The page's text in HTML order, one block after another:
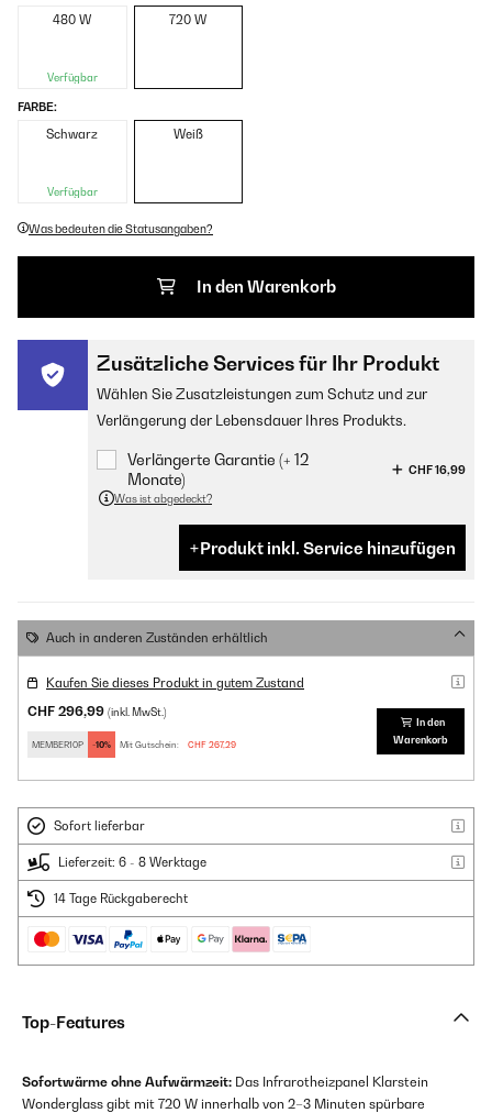
480 W
Verfügbar
720 W
FARBE:
Schwarz
Verfügbar
Weiß
Was bedeuten die Statusangaben?
In den Warenkorb
Zusätzliche Services für Ihr Produkt
Wählen Sie Zusatzleistungen zum Schutz und zur
Verlängerung der Lebensdauer Ihres Produkts.
Verlängerte Garantie (+ 12
Monate)
CHF 16,99
Was ist abgedeckt?
Produkt inkl. Service hinzufügen
Auch in anderen Zuständen erhältlich
Kaufen Sie dieses Produkt in gutem Zustand
CHF 296,99 (inkl. MwSt.)
MEMBER10P -10% Mit Gutschein: CHF 267,29
In den
Warenkorb
Sofort lieferbar
Lieferzeit: 6 - 8 Werktage
14 Tage Rückgaberecht
Top-Features
Sofortwärme ohne Aufwärmzeit: Das Infrarotheizpanel Klarstein
Wonderglass gibt mit 720 W innerhalb von 2–3 Minuten spürbare